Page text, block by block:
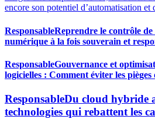
encore son potentiel d’automatisation et
ResponsableReprendre le contrôle de
numérique à la fois souverain et
ResponsableGouvernance et
logicielles : Comment éviter les
ResponsableDu cloud hybride
technologies qui rebattent les